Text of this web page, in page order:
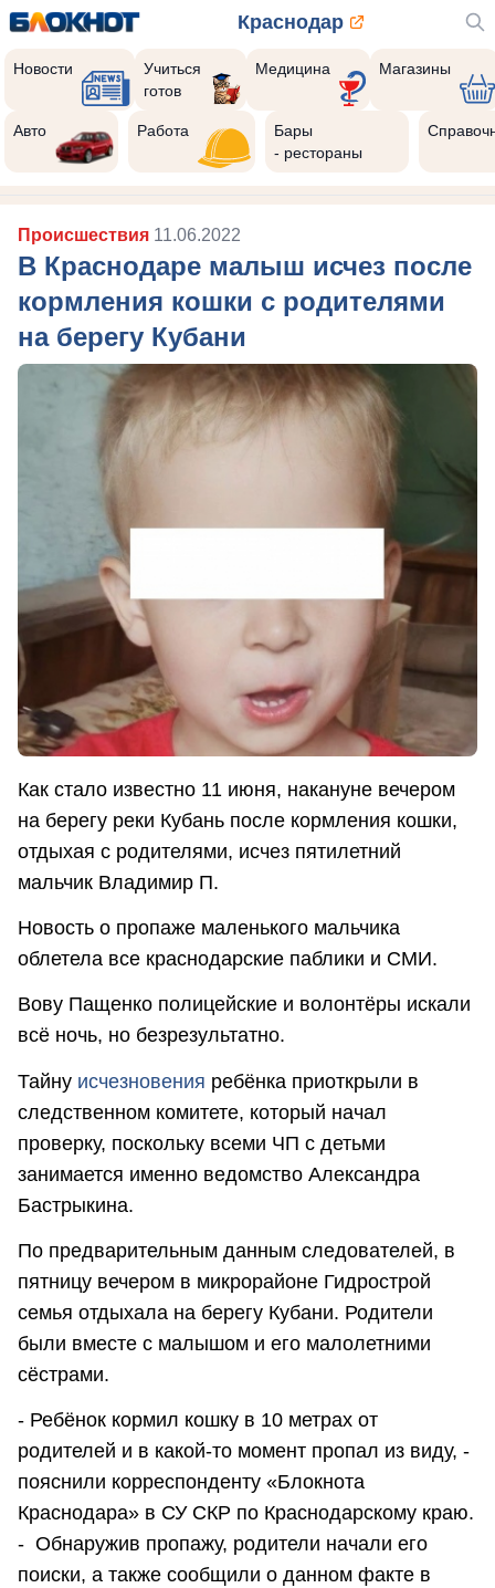
Краснодар
Новости
Учиться
готов
Медицина Магазины
Авто Работа
Бары
- рестораны
Происшествия 11.06.2022
В Краснодаре малыш исчез после
кормления кошки с родителями
на берегу Кубани
Как стало известно 11 июня, накануне вечером
на берегу реки Кубань после кормления кошки,
отдыхая с родителями, исчез пятилетний
мальчик Владимир П.
Новость о пропаже маленького мальчика
облетела все краснодарские паблики и СМИ.
Вову Пащенко полицейские и волонтёры искали
всё ночь, но безрезультатно.
Тайну исчезновения ребёнка приоткрыли в
следственном комитете, который начал
проверку, поскольку всеми ЧП с детьми
занимается именно ведомство Александра
Бастрыкина.
По предварительным данным следователей, в
пятницу вечером в микрорайоне Гидрострой
семья отдыхала на берегу Кубани. Родители
были вместе с малышом и его малолетними
сёстрами.
- Ребёнок кормил кошку в 10 метрах от
родителей и в какой-то момент пропал из виду, -
пояснили корреспонденту «Блокнота
Краснодара» в СУ СКР по Краснодарскому краю.
- Обнаружив пропажу, родители начали его
поиски, а также сообщили о данном факте в